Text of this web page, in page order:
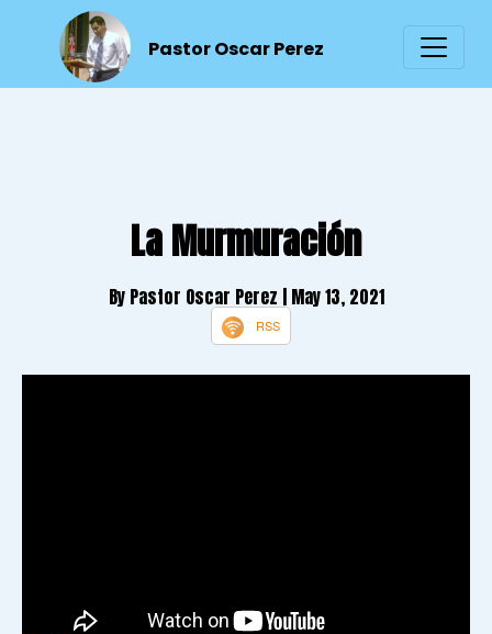
Pastor Oscar Perez
La Murmuración
By Pastor Oscar Perez | May 13, 2021
RSS